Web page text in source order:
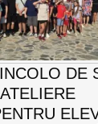
DE